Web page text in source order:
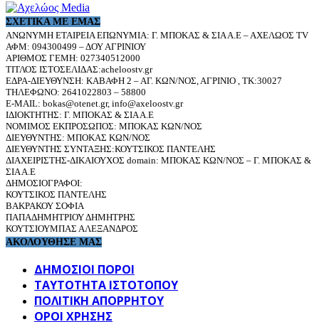
ΣΧΕΤΙΚΆ ΜΕ ΕΜΆΣ
ΑΝΩΝΥΜΗ ΕΤΑΙΡΕΙΑ ΕΠΩΝΥΜΙΑ: Γ. ΜΠΟΚΑΣ & ΣΙΑ Α.Ε – ΑΧΕΛΩΟΣ TV
ΑΦΜ: 094300499 – ΔΟΥ ΑΓΡΙΝΙΟΥ
ΑΡΙΘΜΟΣ ΓΕΜΗ: 027340512000
ΤΙΤΛΟΣ ΙΣΤΟΣΕΛΙΔΑΣ:acheloostv.gr
ΕΔΡΑ-ΔΙΕΥΘΥΝΣΗ: ΚΑΒΑΦΗ 2 – ΑΓ. ΚΩΝ/ΝΟΣ, ΑΓΡΙΝΙΟ , ΤΚ:30027
ΤΗΛΕΦΩΝΟ: 2641022803 – 58800
E-MAIL: bokas@otenet.gr, info@axeloostv.gr
ΙΔΙΟΚΤΗΤΗΣ: Γ. ΜΠΟΚΑΣ & ΣΙΑ Α.Ε
ΝΟΜΙΜΟΣ ΕΚΠΡΟΣΩΠΟΣ: ΜΠΟΚΑΣ ΚΩΝ/ΝΟΣ
ΔΙΕΥΘΥΝΤΗΣ: ΜΠΟΚΑΣ ΚΩΝ/ΝΟΣ
ΔΙΕΥΘΥΝΤΗΣ ΣΥΝΤΑΞΗΣ:ΚΟΥΤΣΙΚΟΣ ΠΑΝΤΕΛΗΣ
ΔΙΑΧΕΙΡΙΣΤΗΣ-ΔΙΚΑΙΟΥΧΟΣ domain: ΜΠΟΚΑΣ ΚΩΝ/ΝΟΣ – Γ. ΜΠΟΚΑΣ &
ΣΙΑ Α.Ε
ΔΗΜΟΣΙΟΓΡΑΦΟΙ:
ΚΟΥΤΣΙΚΟΣ ΠΑΝΤΕΛΗΣ
ΒΑΚΡΑΚΟΥ ΣΟΦΙΑ
ΠΑΠΑΔΗΜΗΤΡΙΟΥ ΔΗΜΗΤΡΗΣ
ΚΟΥΤΣΙΟΥΜΠΑΣ ΑΛΕΞΑΝΔΡΟΣ
ΑΚΟΛΟΥΘΗΣΕ ΜΑΣ
ΔΗΜΟΣΙΟΙ ΠΟΡΟΙ
ΤΑΥΤΌΤΗΤΑ ΙΣΤΌΤΟΠΟΥ
ΠΟΛΙΤΙΚΉ ΑΠΟΡΡΉΤΟΥ
ΌΡΟΙ ΧΡΉΣΗΣ